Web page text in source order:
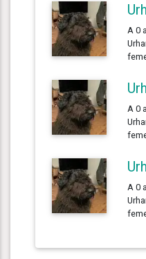
A 0
A 0
A 0